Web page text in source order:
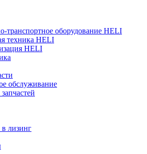
транспортное оборудование HELI
техника HELI
HELI
обслуживание
лизинг